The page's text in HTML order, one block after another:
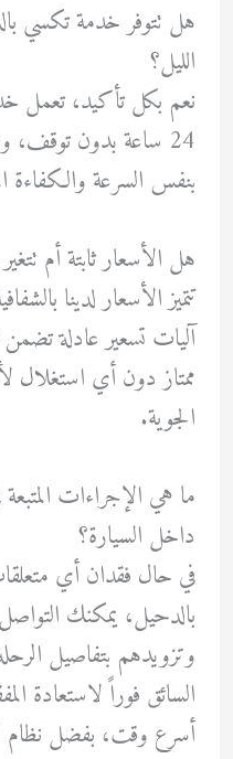
هل تتوفر خدمة تكسي
الليل؟
نعم بكل تأكيد، تعمل
24 ساعة بدون توقف،
بنفس السرعة والكفاءة
هل الأسعار ثابتة أم
تتميز الأسعار لدينا
آليات تسعير عادلة
ممتاز دون أي استغلال
الجوية.
ما هي الإجراءات
داخل السيارة؟
في حال فقدان أي
بالدحيل، يمكنك
وتزويدهم بتفاصيل
السائق فوراً لاستعادة
أسرع وقت، بفضل نظام